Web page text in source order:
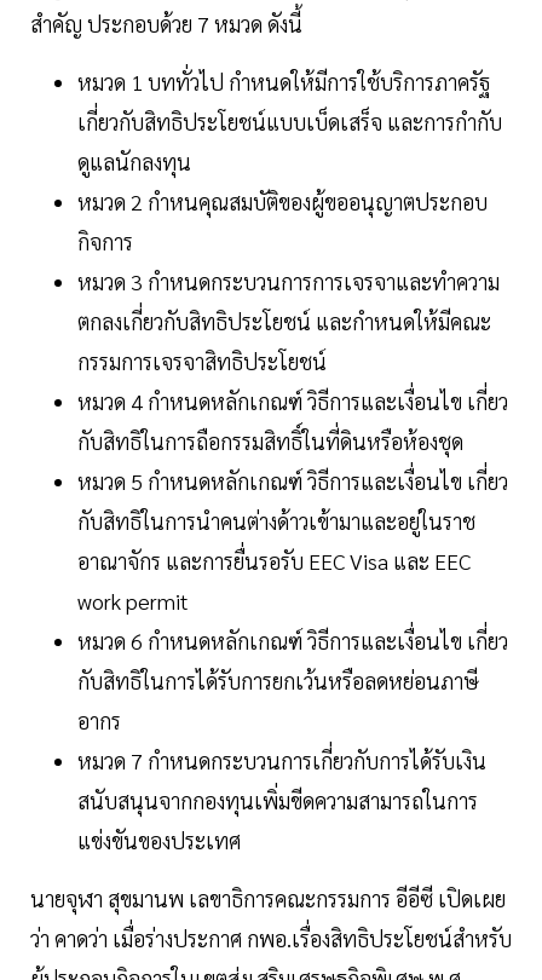
สำคัญ ประกอบด้วย 7 หมวด ดังนี้
หมวด 1 บททั่วไป กำหนดให้มีการใช้บริการภาครัฐ
เกี่ยวกับสิทธิประโยชน์แบบเบ็ดเสร็จ และการกำกับ
ดูแลนักลงทุน
หมวด 2 กำหนคุณสมบัติของผู้ขออนุญาตประกอบ
กิจการ
หมวด 3 กำหนดกระบวนการการเจรจาและทำความ
ตกลงเกี่ยวกับสิทธิประโยชน์ และกำหนดให้มีคณะ
กรรมการเจรจาสิทธิประโยชน์
หมวด 4 กำหนดหลักเกณฑ์ วิธีการและเงื่อนไข เกี่ยว
กับสิทธิในการถือกรรมสิทธิ์ในที่ดินหรือห้องชุด
หมวด 5 กำหนดหลักเกณฑ์ วิธีการและเงื่อนไข เกี่ยว
กับสิทธิในการนำคนต่างด้าวเข้ามาและอยู่ในราช
อาณาจักร และการยื่นรอรับ EEC Visa และ EEC
work permit
หมวด 6 กำหนดหลักเกณฑ์ วิธีการและเงื่อนไข เกี่ยว
กับสิทธิในการได้รับการยกเว้นหรือลดหย่อนภาษี
อากร
หมวด 7 กำหนดกระบวนการเกี่ยวกับการได้รับเงิน
สนับสนุนจากกองทุนเพิ่มขีดความสามารถในการ
แข่งขันของประเทศ
นายจุฬา สุขมานพ เลขาธิการคณะกรรมการ อีอีซี เปิดเผย
ว่า คาดว่า เมื่อร่างประกาศ กพอ.เรื่องสิทธิประโยชน์สำหรับ